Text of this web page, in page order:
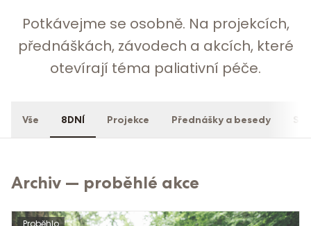
Potkávejme se osobně. Na projekcích,
přednáškách, závodech a akcích, které
otevírají téma paliativní péče.
Vše 8DNÍ Projekce Přednášky a besedy
Archiv — proběhlé akce
Proběhlo